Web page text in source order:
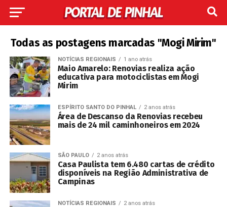
Todas as postagens marcadas "Mogi Mirim"
NOTÍCIAS REGIONAIS 1 ano atrás
Maio Amarelo: Renovias realiza ação
educativa para motociclistas em Mogi
Mirim
ESPÍRITO SANTO DO PINHAL 2 anos atrás
Área de Descanso da Renovias recebeu
mais de 24 mil caminhoneiros em 2024
SÃO PAULO 2 anos atrás
Casa Paulista tem 6.480 cartas de crédito
disponíveis na Região Administrativa de
Campinas
NOTÍCIAS REGIONAIS 2 anos atrás